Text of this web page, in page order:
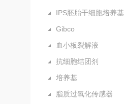
IPS胚胎干细胞培养基
Gibco
血小板裂解液
抗细胞结团剂
培养基
脂质过氧化传感器